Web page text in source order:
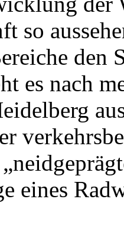
so
den
es nach
eines